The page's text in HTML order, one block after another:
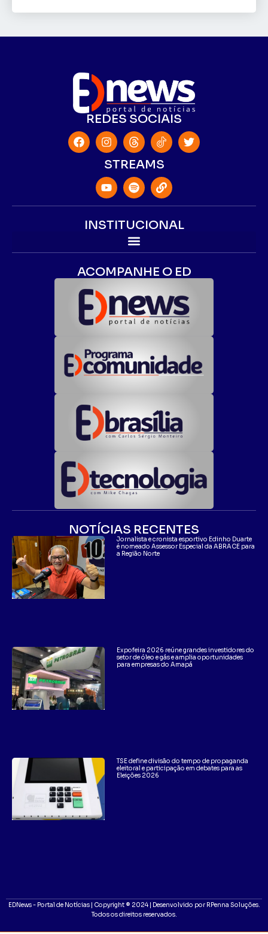
REDES SOCIAIS
STREAMS
INSTITUCIONAL
ACOMPANHE O ED
NOTÍCIAS RECENTES
Jornalista e cronista esportivo Edinho Duarte
é nomeado Assessor Especial da ABRACE para
a Região Norte
Expofeira 2026 reúne grandes investidores do
setor de óleo e gás e amplia oportunidades
para empresas do Amapá
TSE define divisão do tempo de propaganda
eleitoral e participação em debates para as
Eleições 2026
EDNews - Portal de Notícias | Copyright ® 2024 | Desenvolvido por RPenna Soluções.
Todos os direitos reservados.